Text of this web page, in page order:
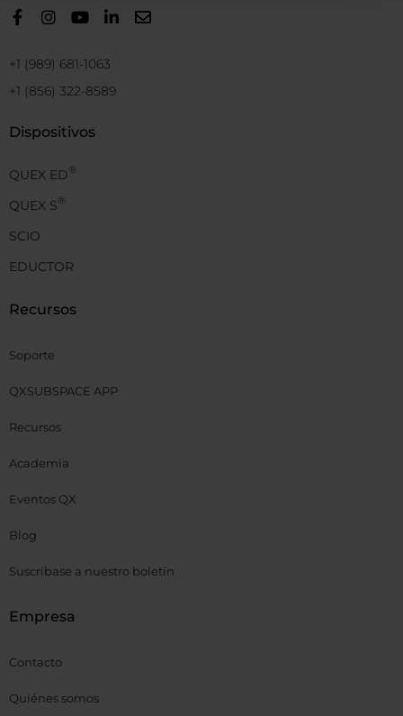
+1 (989) 681-1063
+1 (856) 322-8589
Dispositivos
QUEX ED®
QUEX S®
SCIO
EDUCTOR
Recursos
Soporte
QXSUBSPACE APP
Recursos
Academia
Eventos QX
Blog
Suscríbase a nuestro boletín
Empresa
Contacto
Quiénes somos